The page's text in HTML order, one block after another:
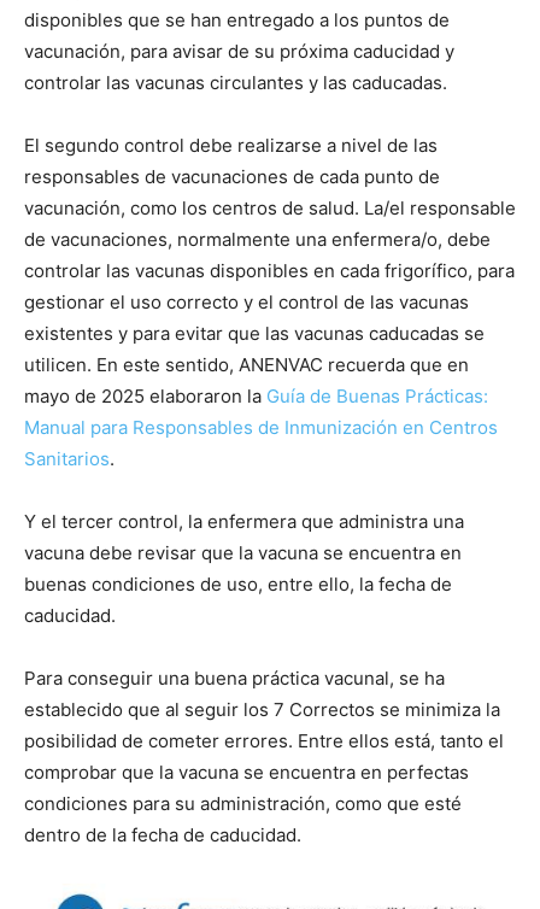
disponibles que se han entregado a los puntos de
vacunación, para avisar de su próxima caducidad y
controlar las vacunas circulantes y las caducadas.
El segundo control debe realizarse a nivel de las
responsables de vacunaciones de cada punto de
vacunación, como los centros de salud. La/el responsable
de vacunaciones, normalmente una enfermera/o, debe
controlar las vacunas disponibles en cada frigorífico, para
gestionar el uso correcto y el control de las vacunas
existentes y para evitar que las vacunas caducadas se
utilicen. En este sentido, ANENVAC recuerda que en
mayo de 2025 elaboraron la Guía de Buenas Prácticas:
Manual para Responsables de Inmunización en Centros
Sanitarios.
Y el tercer control, la enfermera que administra una
vacuna debe revisar que la vacuna se encuentra en
buenas condiciones de uso, entre ello, la fecha de
caducidad.
Para conseguir una buena práctica vacunal, se ha
establecido que al seguir los 7 Correctos se minimiza la
posibilidad de cometer errores. Entre ellos está, tanto el
comprobar que la vacuna se encuentra en perfectas
condiciones para su administración, como que esté
dentro de la fecha de caducidad.